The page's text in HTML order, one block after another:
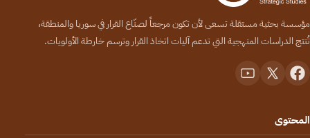
مؤسسة بحثية مستقلة تسعى لأن تكون مرجعاً لصنّاع القرار في سوريا والمنطقة،
تُنتج الدراسات المنهجية التي تدعم آليات اتخاذ القرار وترسم خارطة الأولويات.
المحتوى